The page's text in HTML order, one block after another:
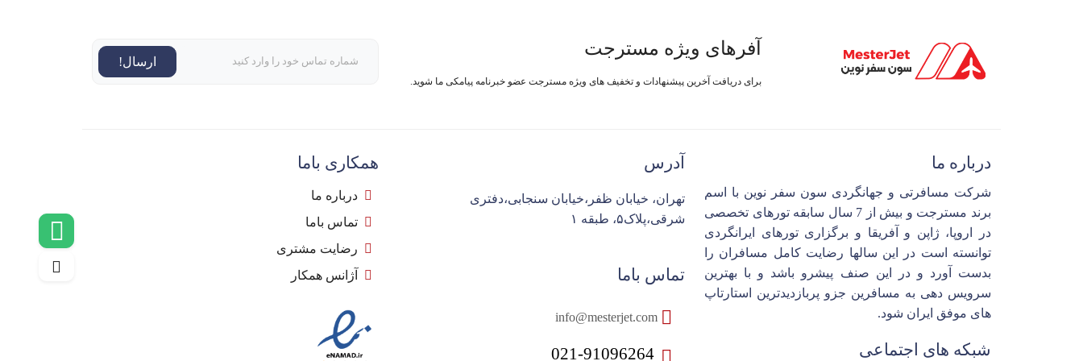
آفرهای ویژه مسترجت
برای دریافت آخرین پیشنهادات و تخفیف های ویژه مسترجت عضو خبرنامه پیامکی ما شوید.
ارسال!
درباره ما
شرکت مسافرتی و جهانگردی سون سفر نوین با اسم
برند مسترجت و بیش از 7 سال سابقه تورهای تخصصی
در اروپا، ژاپن و آفریقا و برگزاری تورهای ایرانگردی
توانسته است در این سالها رضایت کامل مسافران را
بدست آورد و در این صنف پیشرو باشد و با بهترین
سرویس دهی به مسافرین جزو پربازدیدترین استارتاپ
های موفق ایران شود.
شبکه های اجتماعی
آدرس
تهران، خیابان ظفر،خیابان سنجابی،دفتری
شرقی،پلاک۵، طبقه ۱
تماس باما
021-91096264
همکاری باما
درباره ما
تماس باما
رضایت مشتری
آژانس همکار